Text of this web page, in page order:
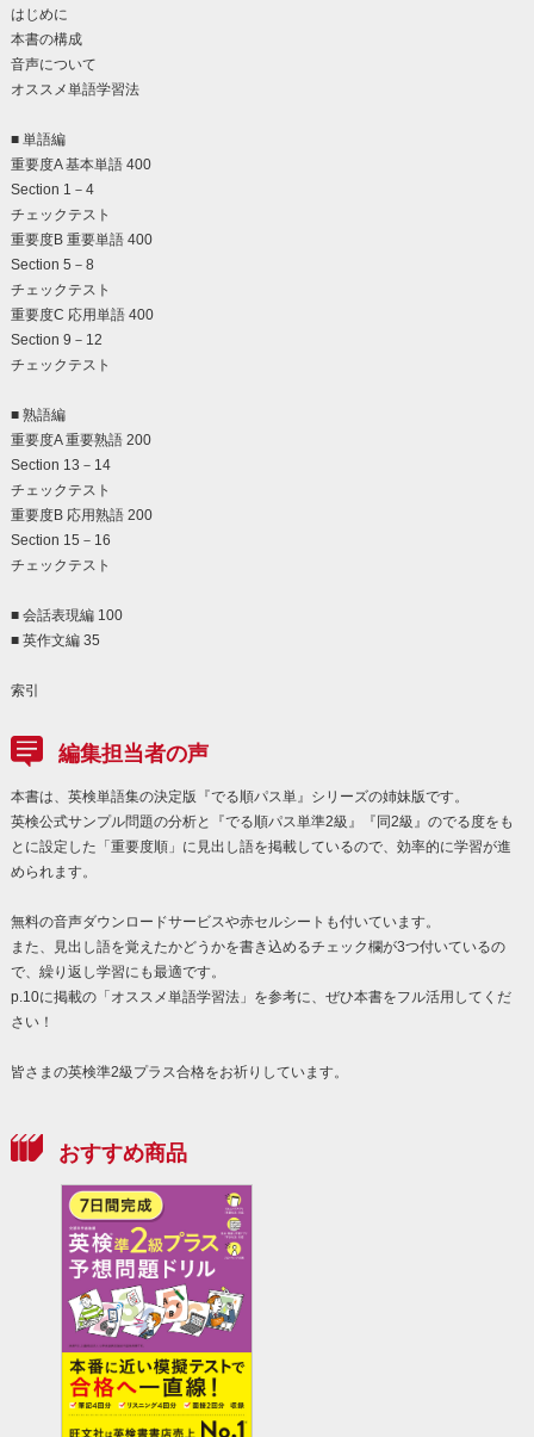
はじめに
本書の構成
音声について
オススメ単語学習法
■ 単語編
重要度A 基本単語 400
Section 1－4
チェックテスト
重要度B 重要単語 400
Section 5－8
チェックテスト
重要度C 応用単語 400
Section 9－12
チェックテスト
■ 熟語編
重要度A 重要熟語 200
Section 13－14
チェックテスト
重要度B 応用熟語 200
Section 15－16
チェックテスト
■ 会話表現編 100
■ 英作文編 35
索引
編集担当者の声
本書は、英検単語集の決定版『でる順パス単』シリーズの姉妹版です。
英検公式サンプル問題の分析と『でる順パス単準2級』『同2級』のでる度をも
とに設定した「重要度順」に見出し語を掲載しているので、効率的に学習が進
められます。
無料の音声ダウンロードサービスや赤セルシートも付いています。
また、見出し語を覚えたかどうかを書き込めるチェック欄が3つ付いているの
で、繰り返し学習にも最適です。
p.10に掲載の「オススメ単語学習法」を参考に、ぜひ本書をフル活用してくだ
さい！
皆さまの英検準2級プラス合格をお祈りしています。
おすすめ商品